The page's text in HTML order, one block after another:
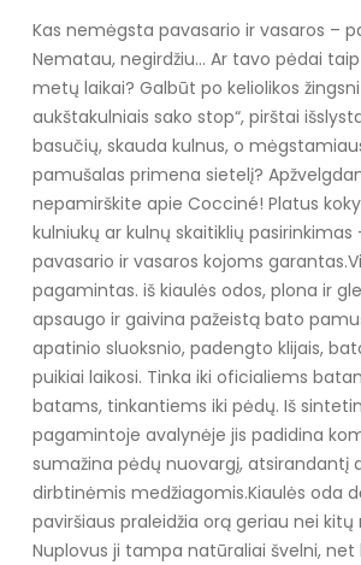
Kas nemėgsta pavasario ir vasaros –
Nematau, negirdžiu... Ar tavo pėdai
metų laikai? Galbūt po keliolikos
aukštakulniais sako stop“, pirštai
basučių, skauda kulnus, o
pamušalas primena sietelį?
nepamirškite apie Cocciné! Platus
kulniukų ar kulnų skaitiklių
pavasario ir vasaros kojoms garantas.
pagamintas. iš kiaulės odos, plona ir
apsaugo ir gaivina pažeistą bato
apatinio sluoksnio, padengto klijais,
puikiai laikosi. Tinka iki oficialiems
batams, tinkantiems iki pėdų. Iš
pagamintoje avalynėje jis padidina
sumažina pėdų nuovargį, atsirandantį
dirbtinėmis medžiagomis.Kiaulės oda
paviršiaus praleidžia orą geriau nei kitų
Nuplovus ji tampa natūraliai švelni, net